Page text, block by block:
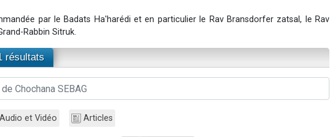
par le Badats Ha'harédi et en particulier le Rav Bransdorfer zatsal, le Rav
Rabbin Sitruk.
résultats
et Vidéo Articles